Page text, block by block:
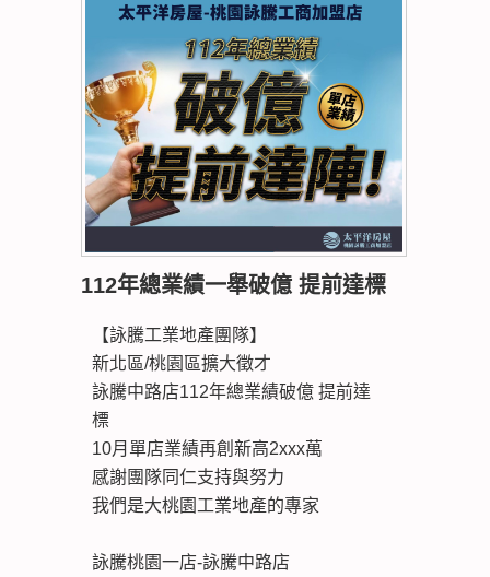
112年總業績一舉破億 提前達標
【詠騰工業地產團隊】
新北區/桃園區擴大徵才
詠騰中路店112年總業績破億 提前達
標
10月單店業績再創新高2xxx萬
感謝團隊同仁支持與努力
我們是大桃園工業地產的專家
詠騰桃園一店-詠騰中路店